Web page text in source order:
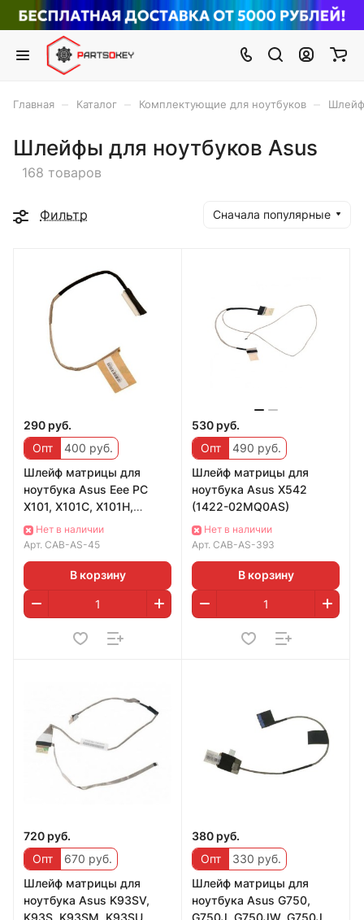
Главная Каталог Комплектующие для ноутбуков
Шлейфы для ноутбуков Asus
168 товаров
Фильтр Сначала популярные
290 руб.
Опт
400 руб.
Шлейф матрицы для
ноутбука Asus Eee PC
X101, X101C, X101H,
14G225013000, 14005-
00300000
Нет в наличии
Арт. CAB-AS-45
В корзину
530 руб.
Опт
490 руб.
Шлейф матрицы для
ноутбука Asus X542
(1422-02MQ0AS)
Нет в наличии
Арт. CAB-AS-393
В корзину
720 руб.
Опт
670 руб.
Шлейф матрицы для
ноутбука Asus K93SV,
K93S, K93SM, K93SU,
380 руб.
Опт
330 руб.
Шлейф матрицы для
ноутбука Asus G750,
G750J, G750JW, G750JH,